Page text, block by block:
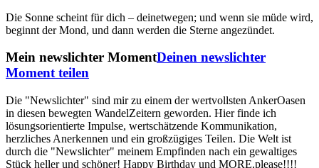
Die Sonne scheint für dich – deinetwegen; und wenn sie müde wird,
beginnt der Mond, und dann werden die Sterne angezündet.
Mein newslichter MomentDeinen newslichter
Moment teilen
Die "Newslichter" sind mir zu einem der wertvollsten AnkerOasen
in diesen bewegten WandelZeitern geworden. Hier finde ich
lösungsorientierte Impulse, wertschätzende Kommunikation,
herzliches Anerkennen und ein großzügiges Teilen. Die Welt ist
durch die "Newslichter" meinem Empfinden nach ein gewaltiges
Stück heller und schöner! Happy Birthday und MORE,please!!!!